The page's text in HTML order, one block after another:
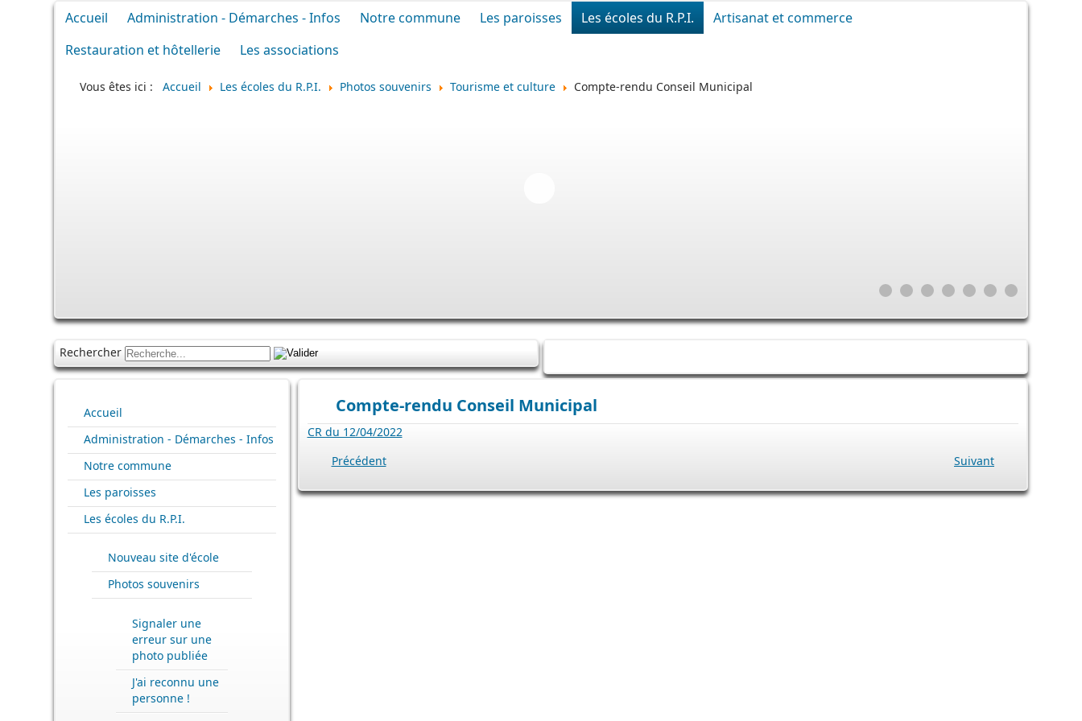
Accueil Administration - Démarches - Infos Notre commune Les paroisses Les écoles du R.P.I.
Artisanat et commerce
Restauration et hôtellerie
Les associations
Vous êtes ici : Accueil Les écoles du R.P.I. Photos souvenirs Tourisme et culture Compte-rendu Conseil Municipal
Rechercher
Accueil
Administration - Démarches - Infos
Notre commune
Les paroisses
Les écoles du R.P.I.
Nouveau site d'école
Photos souvenirs
Signaler une
erreur sur une
photo publiée
J'ai reconnu une
personne !
Compte-rendu Conseil Municipal
CR du 12/04/2022
Précédent
Suivant